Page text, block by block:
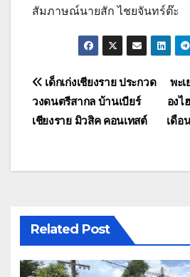
สัมภาษณ์นายสัก ไชยจันทร์ต๊ะ
แนะแนว
เรื่อง
พะ
องไ
เดือ
เด็กเก่งเชียงราย ประกวด
วงดนตรีสากล บ้านเบียร์
เชียงราย มิวสิค คอนเทสต์
Related Post